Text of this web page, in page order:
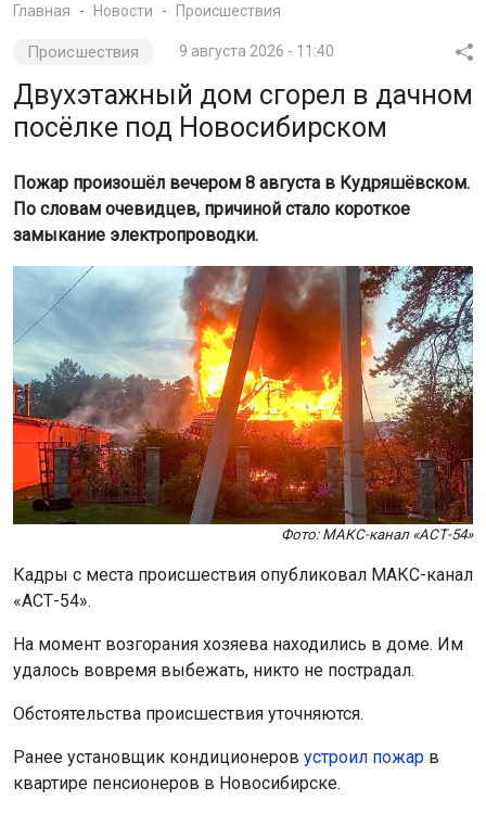
Главная Новости Происшествия
Происшествия 9 августа 2026 - 11:40
Двухэтажный дом сгорел в дачном
посёлке под Новосибирском
Пожар произошёл вечером 8 августа в Кудряшёвском.
По словам очевидцев, причиной стало короткое
замыкание электропроводки.
Фото: МАКС-канал «АСТ-54»
Кадры с места происшествия опубликовал МАКС-канал
«АСТ-54».
На момент возгорания хозяева находились в доме. Им
удалось вовремя выбежать, никто не пострадал.
Обстоятельства происшествия уточняются.
Ранее установщик кондиционеров устроил пожар в
квартире пенсионеров в Новосибирске.